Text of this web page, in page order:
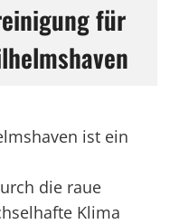
für
ist ein
die raue
Klima